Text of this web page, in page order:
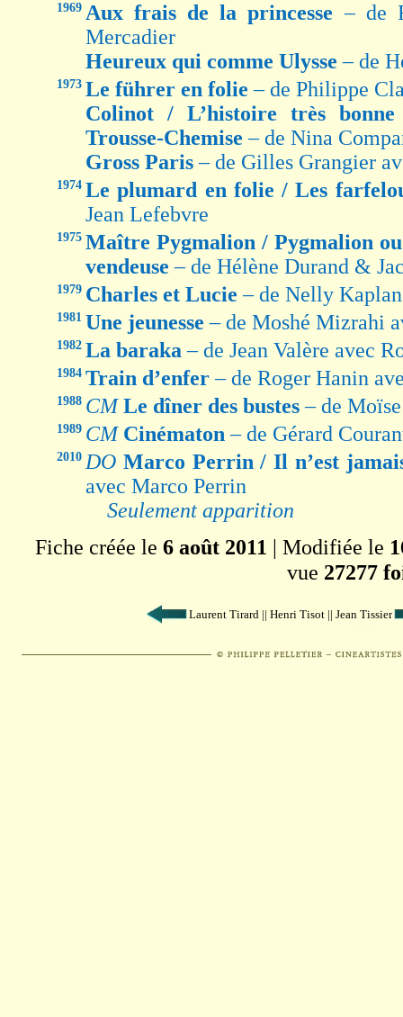
1969 Aux frais de la princesse– de
Mercadier
Heureux qui comme Ulysse– de
1973 Le führer en folie– de Philippe
Colinot / L’histoire très
Trousse-Chemise– de Nina
Gross Paris– de Gilles Grangier
1974 Le plumard en folie / Les
Jean Lefebvre
1975 Maître Pygmalion / Pygmalion
vendeuse– de Hélène Durand &
1979 Charles et Lucie– de Nelly
1981 Une jeunesse– de Moshé Mizrahi
1982 La baraka– de Jean Valère avec
1984 Train d’enfer– de Roger Hanin
1988 CM Le dîner des bustes– de
1989 CM Cinématon– de Gérard
2010 DO Marco Perrin / Il n’est
avec Marco Perrin
Seulement apparition
Fiche créée le 6 août 2011 | Modifiée le
vue 27277
Laurent Tirard || Henri Tisot || Jean Tissier